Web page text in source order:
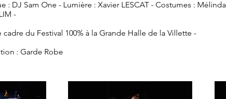
: DJ Sam One - Lumière : Xavier LESCAT - Costumes : Mélinda
-
cadre du Festival 100% à la Grande Halle de la Villette -
: Garde Robe